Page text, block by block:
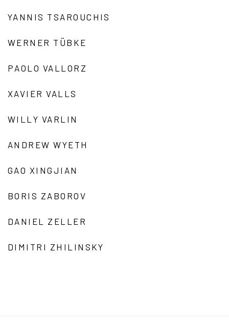
YANNIS TSAROUCHIS
WERNER TÜBKE
PAOLO VALLORZ
XAVIER VALLS
WILLY VARLIN
ANDREW WYETH
GAO XINGJIAN
BORIS ZABOROV
DANIEL ZELLER
DIMITRI ZHILINSKY